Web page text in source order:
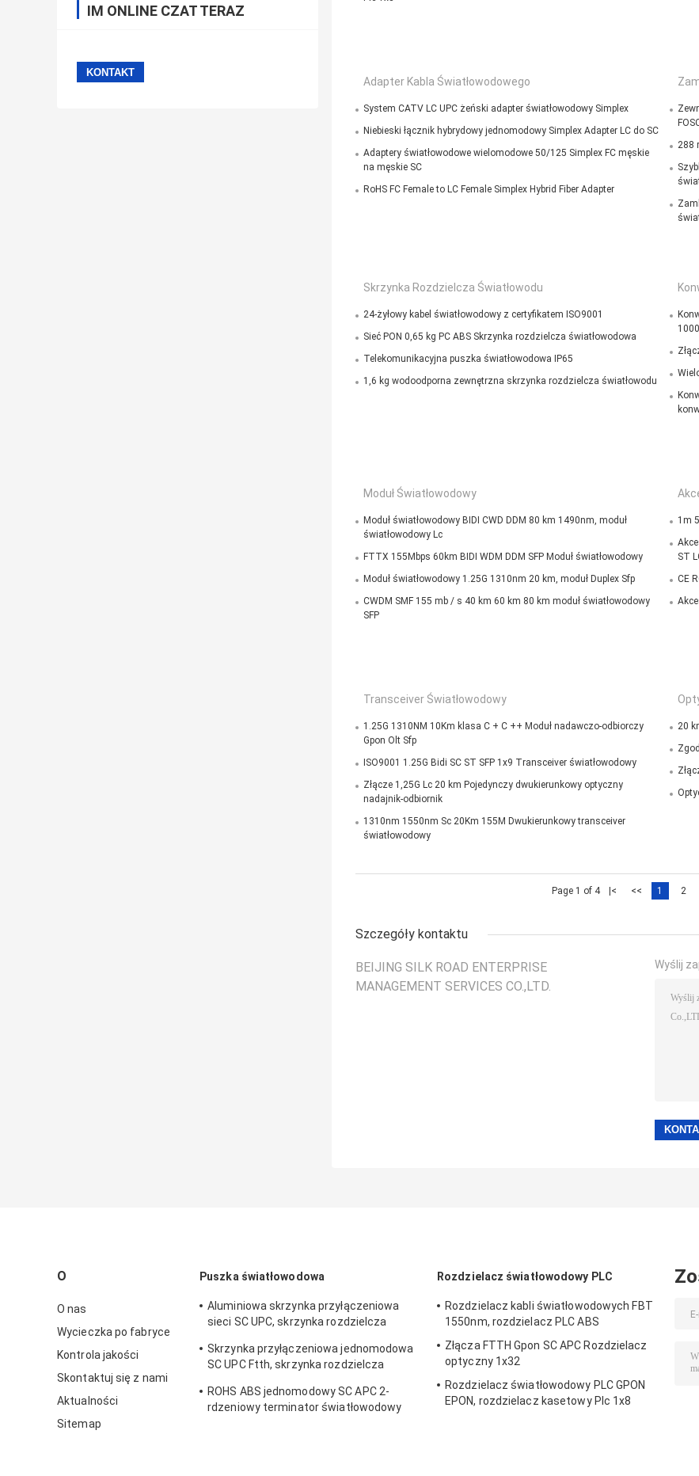
IM ONLINE CZAT TERAZ
Adapter Kabla Światłowodowego
System CATV LC UPC żeński adapter światłowodowy Simplex
Niebieski łącznik hybrydowy jednomodowy Simplex Adapter LC do SC
Adaptery światłowodowe wielomodowe 50/125 Simplex FC męskie
na męskie SC
RoHS FC Female to LC Female Simplex Hybrid Fiber Adapter
288
Skrzynka Rozdzielcza Światłowodu
24-żyłowy kabel światłowodowy z certyfikatem ISO9001
Sieć PON 0,65 kg PC ABS Skrzynka rozdzielcza światłowodowa
Telekomunikacyjna puszka światłowodowa IP65
1,6 kg wodoodporna zewnętrzna skrzynka rozdzielcza światłowodu
1000
Moduł Światłowodowy
Moduł światłowodowy BIDI CWD DDM 80 km 1490nm, moduł
światłowodowy Lc
FTTX 155Mbps 60km BIDI WDM DDM SFP Moduł światłowodowy
Moduł światłowodowy 1.25G 1310nm 20 km, moduł Duplex Sfp
CWDM SMF 155 mb / s 40 km 60 km 80 km moduł światłowodowy
SFP
1m
ST
CE
Transceiver Światłowodowy
1.25G 1310NM 10Km klasa C + C ++ Moduł nadawczo-odbiorczy
Gpon Olt Sfp
ISO9001 1.25G Bidi SC ST SFP 1x9 Transceiver światłowodowy
Złącze 1,25G Lc 20 km Pojedynczy dwukierunkowy optyczny
nadajnik-odbiornik
1310nm 1550nm Sc 20Km 155M Dwukierunkowy transceiver
światłowodowy
20
Page 1 of 4 |< << 1 2
Szczegóły kontaktu
BEIJING SILK ROAD ENTERPRISE
MANAGEMENT SERVICES CO.,LTD.
Wyślij
O
O nas
Wycieczka po fabryce
Kontrola jakości
Skontaktuj się z nami
Aktualności
Sitemap
Puszka światłowodowa
Aluminiowa skrzynka przyłączeniowa
sieci SC UPC, skrzynka rozdzielcza
Skrzynka przyłączeniowa jednomodowa
SC UPC Ftth, skrzynka rozdzielcza
ROHS ABS jednomodowy SC APC 2-
rdzeniowy terminator światłowodowy
Rozdzielacz światłowodowy PLC
Rozdzielacz kabli światłowodowych FBT
1550nm, rozdzielacz PLC ABS
Złącza FTTH Gpon SC APC Rozdzielacz
optyczny 1x32
Rozdzielacz światłowodowy PLC GPON
EPON, rozdzielacz kasetowy Plc 1x8